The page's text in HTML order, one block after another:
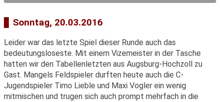
Sonntag, 20.03.2016
Leider war das letzte Spiel dieser Runde auch das
bedeutungsloseste. Mit einem Vizemeister in der Tasche
hatten wir den Tabellenletzten aus Augsburg-Hochzoll zu
Gast. Mangels Feldspieler durften heute auch die C-
Jugendspieler Timo Lieble und Maxi Vogler ein wenig
mitmischen und trugen sich auch prompt mehrfach in die